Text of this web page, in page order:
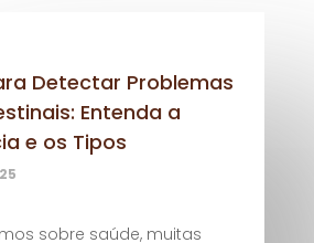
Detectar Problemas
Entenda a
e os Tipos
sobre saúde, muitas